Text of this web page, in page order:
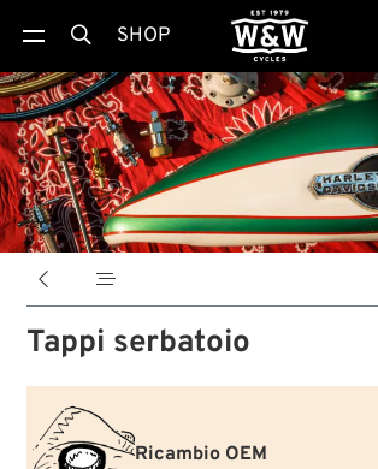
 SHOP
 
Tappi serbatoio
Ricambio OEM